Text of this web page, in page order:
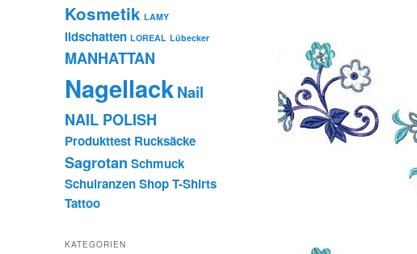
Kosmetik LAMY
lidschatten LOREAL Lübecker
MANHATTAN
NagellackNail
NAIL POLISH
Produkttest Rucksäcke
Sagrotan Schmuck
SchulranzenShopT-Shirts
Tattoo
KATEGORIEN